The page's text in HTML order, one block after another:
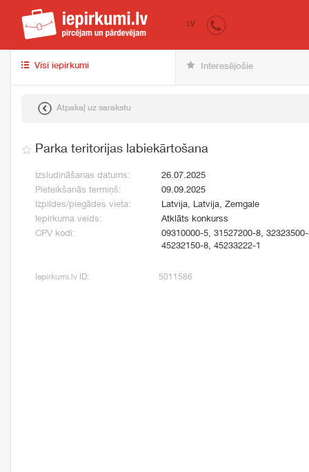
iepirkumi.lv
LV
Visi iepirkumi Interesējošie
Atpakaļ uz sarakstu
Parka teritorijas labiekārtošana
Izsludināšanas datums:
26.07.2025
Pieteikšanās termiņš:
09.09.2025
Izpildes/piegādes vieta:
Latvija, Latvija, Zemgale
Iepirkuma veids:
Atklāts konkurss
CPV kodi:
09310000-5, 31527200-8,
45232150-8, 45233222-1
Iepirkumi.lv ID: 5011586